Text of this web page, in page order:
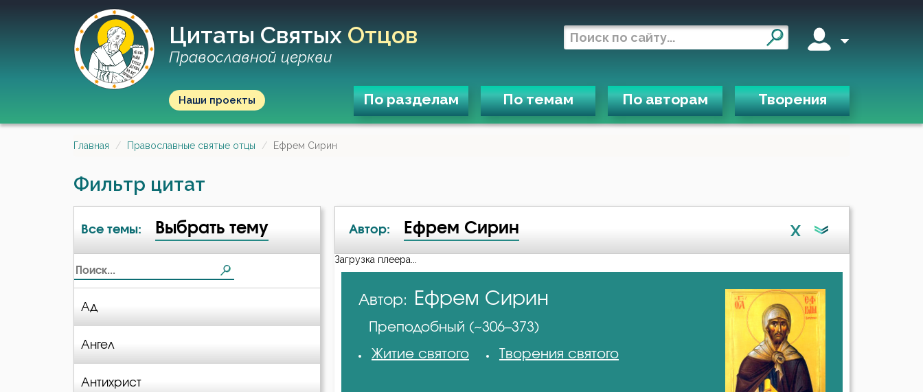
Цитаты Святых Отцов
Православной церкви
Наши проекты По разделам По темам По авторам Творения
Главная Православные святые отцы Ефрем Сирин
Фильтр цитат
Все темы: Выбрать тему
Ад
Ангел
Антихрист
Автор: Ефрем Сирин X
А-я
Авва Дорофей
Загрузка плеера...
Автор: Ефрем Сирин
Преподобный (~306–373)
Житие святого
Творения святого